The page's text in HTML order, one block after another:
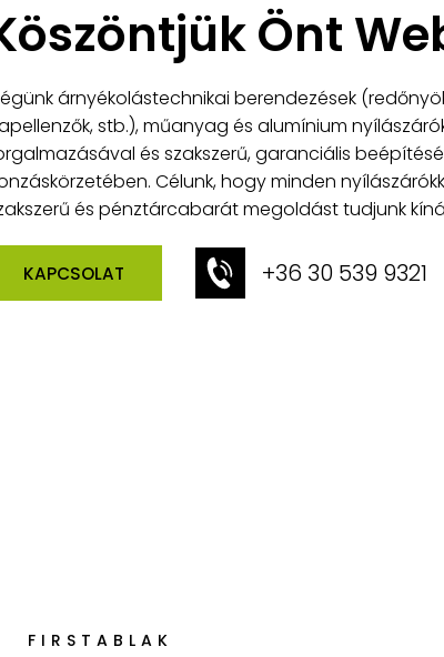
Önt
árnyékolástechnikai berendezések
stb.), műanyag és alumínium
és szakszerű, garanciális
Célunk, hogy minden
és pénztárcabarát megoldást tudjunk
KAPCSOLAT +36 30 539 9321
FIRSTABLAK